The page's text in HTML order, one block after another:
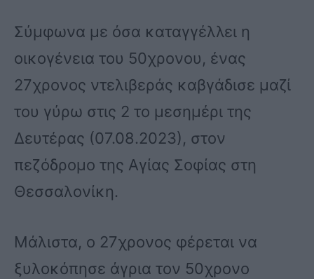
Σύμφωνα με όσα καταγγέλλει η
οικογένεια του 50χρονου, ένας
27χρονος ντελιβεράς καβγάδισε μαζί
του γύρω στις 2 το μεσημέρι της
Δευτέρας (07.08.2023), στον
πεζόδρομο της Αγίας Σοφίας στη
Θεσσαλονίκη.
Μάλιστα, ο 27χρονος φέρεται να
ξυλοκόπησε άγρια τον 50χρονο